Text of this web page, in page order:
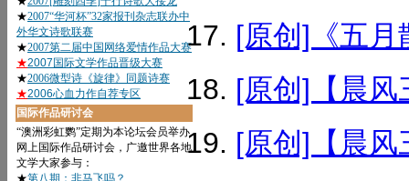
[原创]《五月
[原创]【晨风
[原创]【晨风